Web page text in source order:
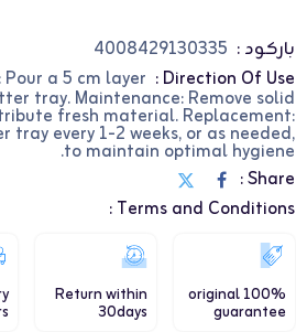
باركود : 4008429130335
Direction Of Use :
a 5 cm layer
tray. Maintenance: Remove solid
fresh material. Replacement:
every 1-2 weeks, or as needed,
to maintain optimal hygiene.
Share :
Terms and Conditions :
100% original
guarantee
Return within
30days